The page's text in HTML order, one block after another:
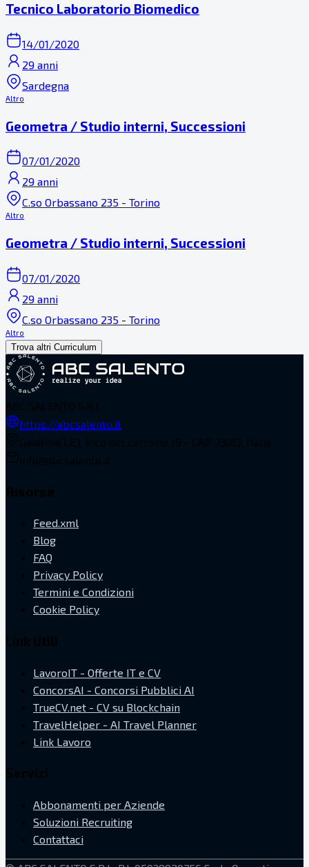
Tecnico Laboratorio Biomedico
14/01/2020
29 anni
Sardegna
Altro
Geometra / Studio interni, Successioni
07/01/2020
29 anni
C.so Orbassano 235 - Torino
Altro
Geometra / Studio interni, Successioni
07/01/2020
29 anni
C.so Orbassano 235 - Torino
Altro
Trova altri Curriculum
https://abcsalento.it
Feed.xml
Blog
FAQ
Privacy Policy
Termini e Condizioni
Cookie Policy
LavoroIT - Offerte IT e CV
ConcorsAI - Concorsi Pubblici AI
TrueCV.net - CV su Blockchain
TravelHelper - AI Travel Planner
Link Lavoro
Abbonamenti per Aziende
Soluzioni Recruiting
Contattaci